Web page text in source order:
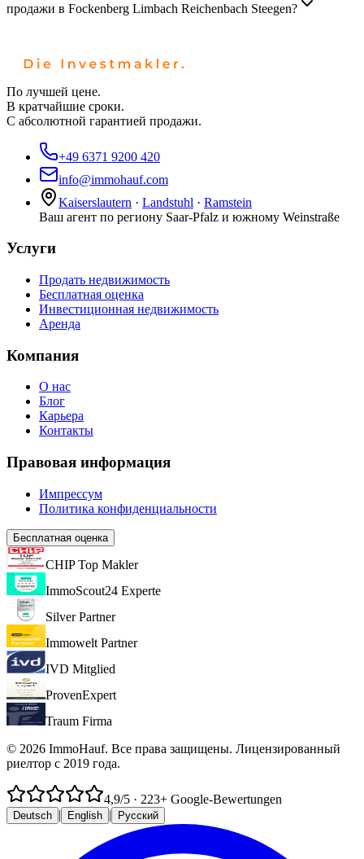
продажи в Fockenberg Limbach Reichenbach Steegen?
По лучшей цене.
В кратчайшие сроки.
С абсолютной гарантией продажи.
+49 6371 9200 420
info@immohauf.com
Kaiserslautern · Landstuhl · Ramstein
Ваш агент по региону Saar-Pfalz и южному Weinstraße
Услуги
Продать недвижимость
Бесплатная оценка
Инвестиционная недвижимость
Аренда
Компания
О нас
Блог
Карьера
Контакты
Правовая информация
Импрессум
Политика конфиденциальности
Бесплатная оценка
CHIP Top Makler
ImmoScout24 Experte
Silver Partner
Immowelt Partner
IVD Mitglied
ProvenExpert
Traum Firma
© 2026 ImmoHauf. Все права защищены. Лицензированный
риелтор с 2019 года.
4,9/5 · 223+ Google-Bewertungen
Deutsch | English | Русский